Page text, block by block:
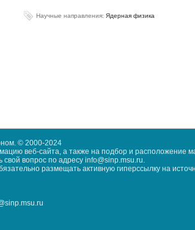
Научные направления: Ядерная физика
© 2000-2024
веб-сайта, а также на подбор и
вопрос по адресу info@sinp.msu.ru.
размещать активную гиперссылку на